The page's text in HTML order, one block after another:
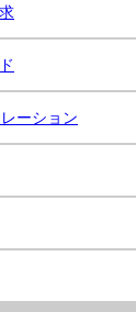
ーション